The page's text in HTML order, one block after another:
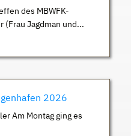
des MBWFK-
(Frau Jagdman und...
2026
Am Montag ging es